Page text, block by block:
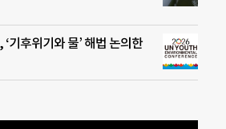
기후위기와 물’ 해법 논의한